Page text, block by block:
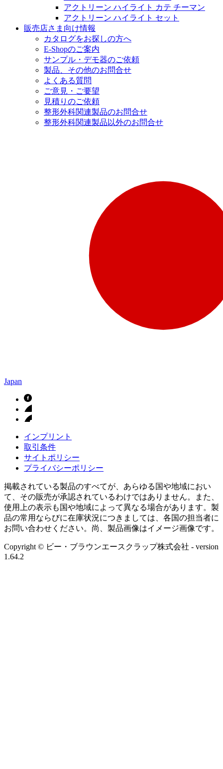
アクトリーン ハイライト カテ チーマン
アクトリーン ハイライト セット
販売店さま向け情報
カタログをお探しの方へ
E-Shopのご案内
サンプル・デモ器のご依頼
製品、その他のお問合せ
よくある質問
ご意見・ご要望
見積りのご依頼
整形外科関連製品のお問合せ
整形外科関連製品以外のお問合せ
Japan
インプリント
取引条件
サイトポリシー
プライバシーポリシー
掲載されている製品のすべてが、あらゆる国や地域におい
て、その販売が承認されているわけではありません。また、
使用上の表示も国や地域によって異なる場合があります。製
品の常用ならびに在庫状況につきましては、各国の担当者に
お問い合わせください。尚、製品画像はイメージ画像です。
Copyright © ビー・ブラウンエースクラップ株式会社 - version
1.64.2